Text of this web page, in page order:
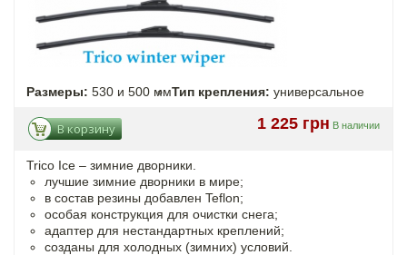
Размеры: 530 и 500 ммТип крепления: универсальное
1 225 грн В наличии
В корзину
Trico Ice – зимние дворники.
лучшие зимние дворники в мире;
в состав резины добавлен Teflon;
особая конструкция для очистки снега;
адаптер для нестандартных креплений;
созданы для холодных (зимних) условий.